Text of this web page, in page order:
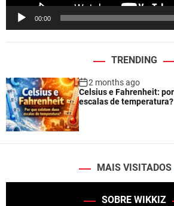
00:00
TRENDING
2 months ago
Celsius e Fahrenheit:
escalas de temperatura?
MAIS VISITADOS
SOBRE WIKKIZ